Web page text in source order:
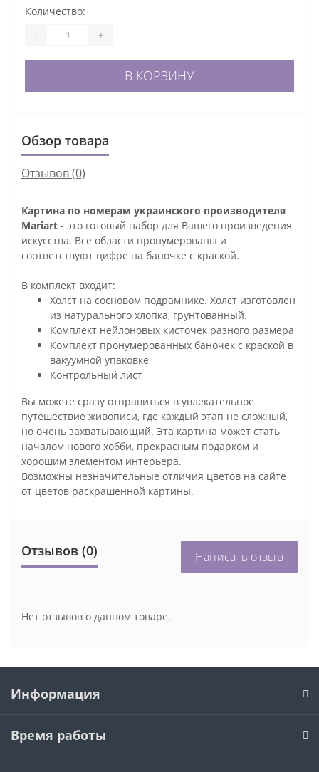
Количество:
- +
В КОРЗИНУ
Обзор товара
Отзывов (0)
Картина по номерам украинского производителя
Mariart - это готовый набор для Вашего произведения
искусства. Все области пронумерованы и
соответствуют цифре на баночке с краской.
В комплект входит:
Холст на сосновом подрамнике. Холст изготовлен
из натурального хлопка, грунтованный.
Комплект нейлоновых кисточек разного размера
Комплект пронумерованных баночек с краской в
вакуумной упаковке
Контрольный лист
Вы можете сразу отправиться в увлекательное
путешествие живописи, где каждый этап не сложный,
но очень захватывающий. Эта картина может стать
началом нового хобби, прекрасным подарком и
хорошим элементом интерьера.
Возможны незначительные отличия цветов на сайте
от цветов раскрашенной картины.
Отзывов (0) Написать отзыв
Нет отзывов о данном товаре.
Информация
Время работы